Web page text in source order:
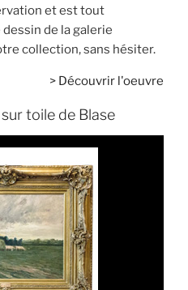
et est tout
de la galerie
collection, sans hésiter.
> Découvrir l'oeuvre
toile de Blase